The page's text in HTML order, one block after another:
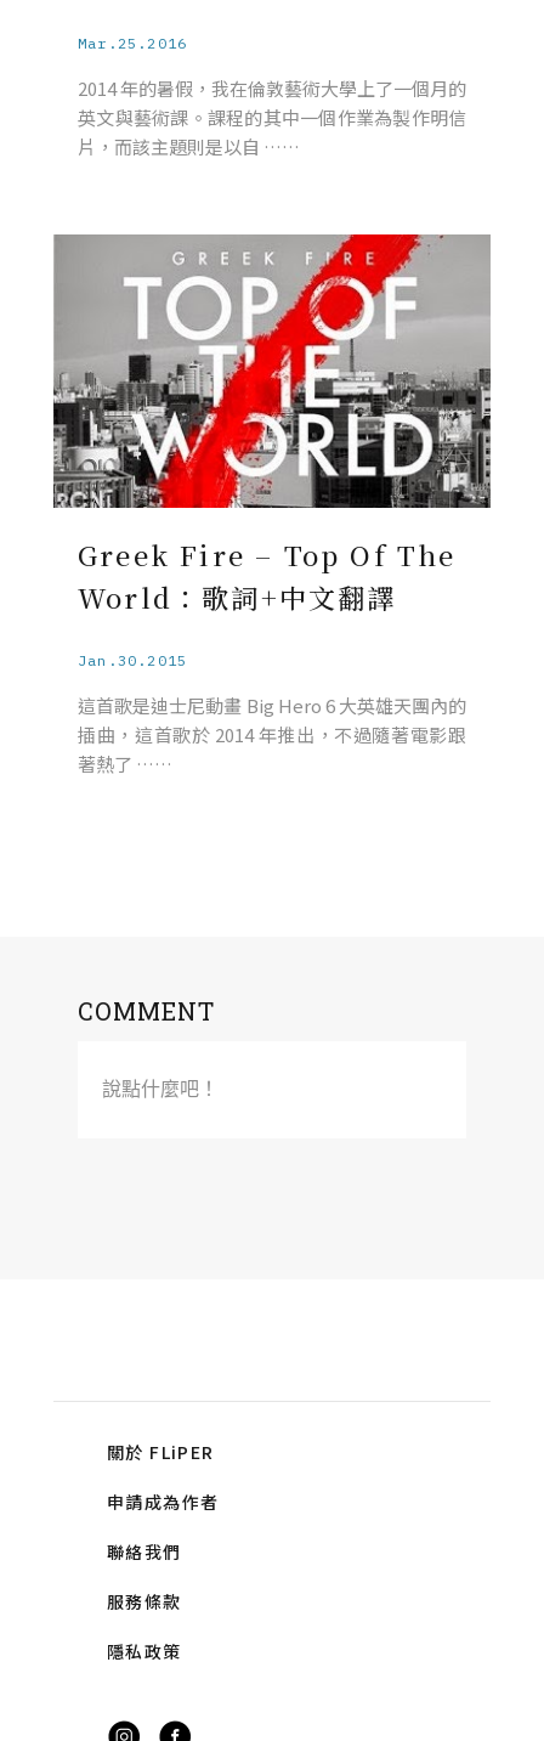
Mar.25.2016
2014 年的暑假，我在倫敦藝術大學上了一個月的
英文與藝術課。課程的其中一個作業為製作明信
片，而該主題則是以自 ……
Greek Fire – Top Of The
World：歌詞+中文翻譯
Jan.30.2015
這首歌是迪士尼動畫 Big Hero 6 大英雄天團內的
插曲，這首歌於 2014 年推出，不過隨著電影跟
著熱了 ……
COMMENT
說點什麼吧！
關於 FLiPER
申請成為作者
聯絡我們
服務條款
隱私政策